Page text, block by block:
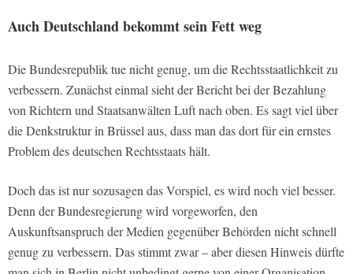
Auch Deutschland bekommt sein Fett weg
Die Bundesrepublik tue nicht genug, um die Rechtsstaatlichkeit zu
verbessern. Zunächst einmal sieht der Bericht bei der Bezahlung
von Richtern und Staatsanwälten Luft nach oben. Es sagt viel über
die Denkstruktur in Brüssel aus, dass man das dort für ein ernstes
Problem des deutschen Rechtsstaats hält.
Doch das ist nur sozusagen das Vorspiel, es wird noch viel besser.
Denn der Bundesregierung wird vorgeworfen, den
Auskunftsanspruch der Medien gegenüber Behörden nicht schnell
genug zu verbessern. Das stimmt zwar – aber diesen Hinweis dürfte